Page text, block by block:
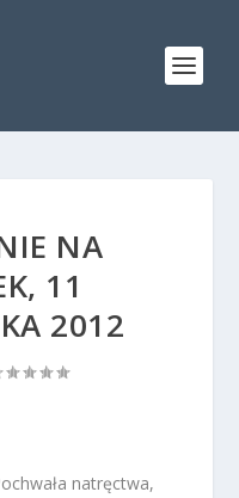
NA
11
2012
natręctwa,